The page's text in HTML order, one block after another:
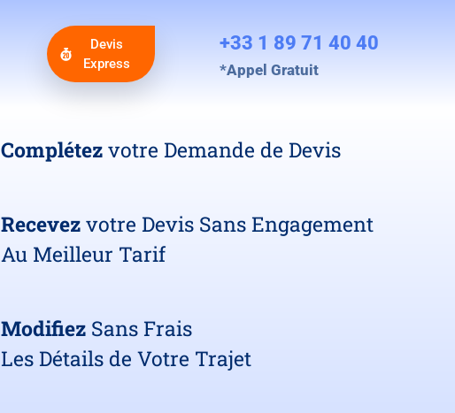
Devis
Express
+33 1 89 71 40 40
*Appel Gratuit
Complétez votre Demande de Devis
Recevez votre Devis Sans Engagement
Au Meilleur Tarif
ModifiezSans Frais
Les Détails de Votre Trajet